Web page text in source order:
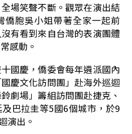
場笑聲不斷。觀眾在演出結
僑胞吳小姐帶著全家一起前
有看到來自台灣的表演團體
感動。
國慶，僑委會每年遴派國內
慶文化訪問團」赴海外巡迴
劇場」籌組訪問團赴捷克、
巴拉圭等5國6個城市，於9
演出。